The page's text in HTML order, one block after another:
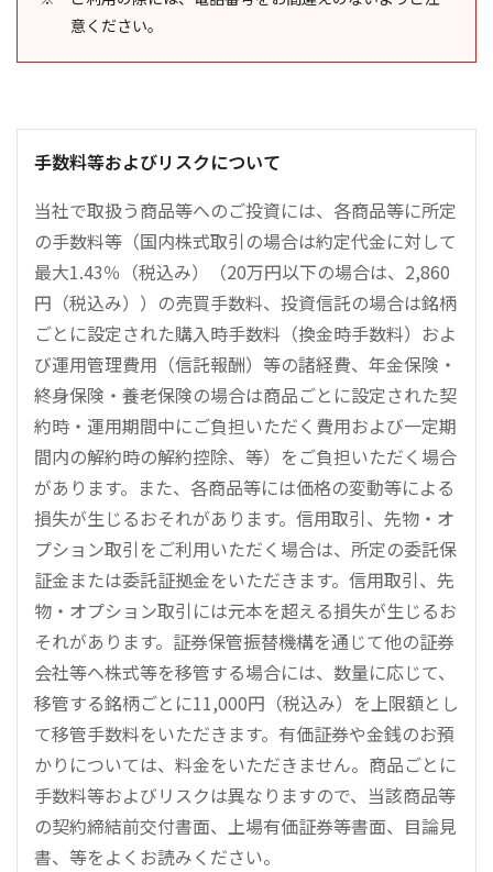
意ください。
手数料等およびリスクについて
当社で取扱う商品等へのご投資には、各商品等に所定
の手数料等（国内株式取引の場合は約定代金に対して
最大1.43％（税込み）（20万円以下の場合は、2,860
円（税込み））の売買手数料、投資信託の場合は銘柄
ごとに設定された購入時手数料（換金時手数料）およ
び運用管理費用（信託報酬）等の諸経費、年金保険・
終身保険・養老保険の場合は商品ごとに設定された契
約時・運用期間中にご負担いただく費用および一定期
間内の解約時の解約控除、等）をご負担いただく場合
があります。また、各商品等には価格の変動等による
損失が生じるおそれがあります。信用取引、先物・オ
プション取引をご利用いただく場合は、所定の委託保
証金または委託証拠金をいただきます。信用取引、先
物・オプション取引には元本を超える損失が生じるお
それがあります。証券保管振替機構を通じて他の証券
会社等へ株式等を移管する場合には、数量に応じて、
移管する銘柄ごとに11,000円（税込み）を上限額とし
て移管手数料をいただきます。有価証券や金銭のお預
かりについては、料金をいただきません。商品ごとに
手数料等およびリスクは異なりますので、当該商品等
の契約締結前交付書面、上場有価証券等書面、目論見
書、等をよくお読みください。